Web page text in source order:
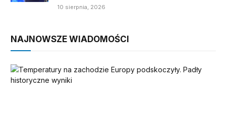
10 sierpnia, 2026
NAJNOWSZE WIADOMOŚCI